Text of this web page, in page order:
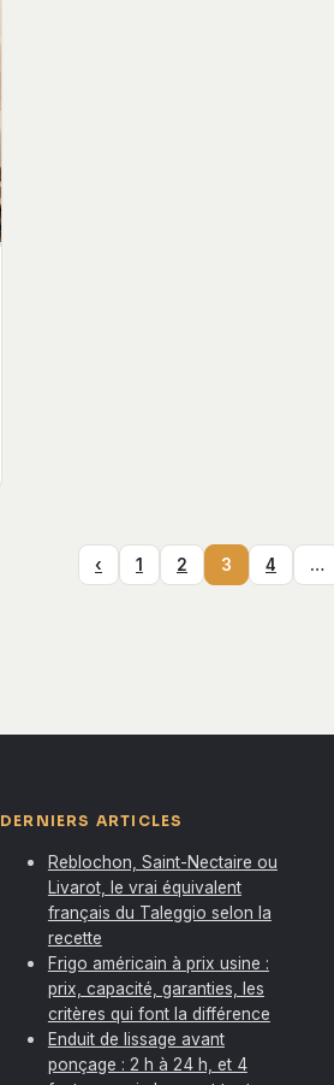
‹ 1 2 3 4 …
DERNIERS ARTICLES
Reblochon, Saint-Nectaire ou
Livarot, le vrai équivalent
français du Taleggio selon la
recette
Frigo américain à prix usine :
prix, capacité, garanties, les
critères qui font la différence
Enduit de lissage avant
ponçage : 2 h à 24 h, et 4